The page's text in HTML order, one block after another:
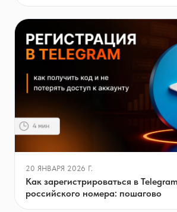
20 ЯНВАРЯ 2026 Г.
Как зарегистрироваться в
российского номера: пошагово